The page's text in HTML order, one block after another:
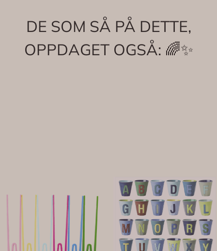
DE SOM SÅ PÅ DETTE,
OPPDAGET OGSÅ: 🌈✨